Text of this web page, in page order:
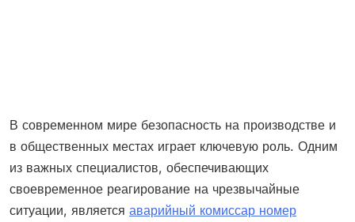
В современном мире безопасность на производстве и
в общественных местах играет ключевую роль. Одним
из важных специалистов, обеспечивающих
своевременное реагирование на чрезвычайные
ситуации, является аварийный комиссар номер